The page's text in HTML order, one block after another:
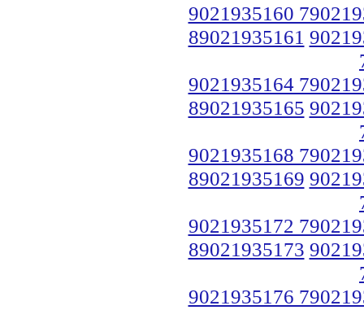
9021935160
89021935161
9021935164
89021935165
9021935168
89021935169
9021935172
89021935173
9021935176